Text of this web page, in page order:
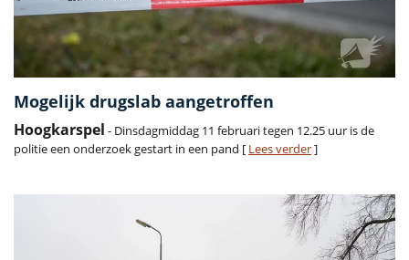
Mogelijk drugslab aangetroffen
Hoogkarspel - Dinsdagmiddag 11 februari tegen 12.25 uur is de
politie een onderzoek gestart in een pand [ Lees verder]